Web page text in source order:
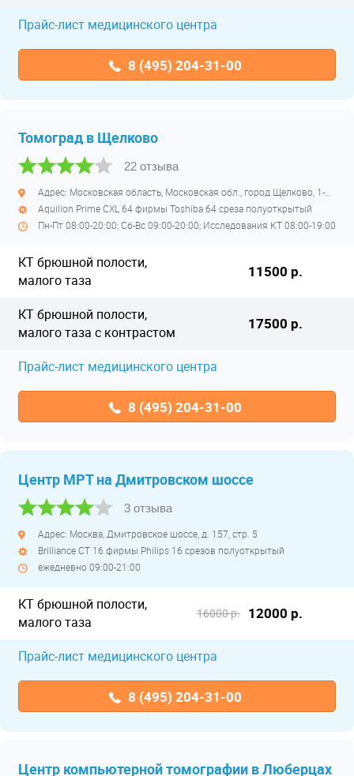
Прайс-лист медицинского центра
8 (495) 204-31-00
Томоград в Щелково
22 отзыва
Aquilion Primе CXL 64 фирмы Toshiba 64 среза полуоткрытый
Пн-Пт 08:00-20:00; Сб-Вс 09:00-20:00; Исследования КТ 08:00-19:00
КТ брюшной полости,
малого таза
11500 р.
КТ брюшной полости,
малого таза с контрастом
17500 р.
Прайс-лист медицинского центра
8 (495) 204-31-00
Центр МРТ на Дмитровском шоссе
3 отзыва
Адрес: Москва, Дмитровское шоссе, д. 157, стр. 5
Brilliance CT 16 фирмы Philips 16 срезов полуоткрытый
ежедневно 09:00-21:00
КТ брюшной полости,
малого таза
16000 р. 12000 р.
Прайс-лист медицинского центра
8 (495) 204-31-00
Центр компьютерной томографии в Люберцах